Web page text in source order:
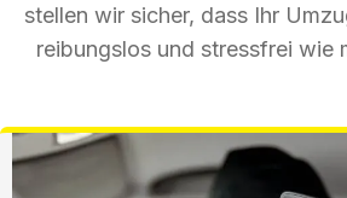
stellen wir sicher, dass Ihr
reibungslos und stressfrei wie